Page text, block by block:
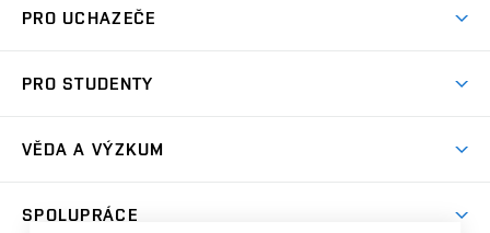
Koleje
Sport na VUT
PRO UCHAZEČE
Dny otevřených dveří
Celoživotní vzdělávání
PRO STUDENTY
Harmonogram akademického roku
Zpracování osobních údajů studentů
Sociální bezpečí
VĚDA A VÝZKUM
SPOLUPRÁCE